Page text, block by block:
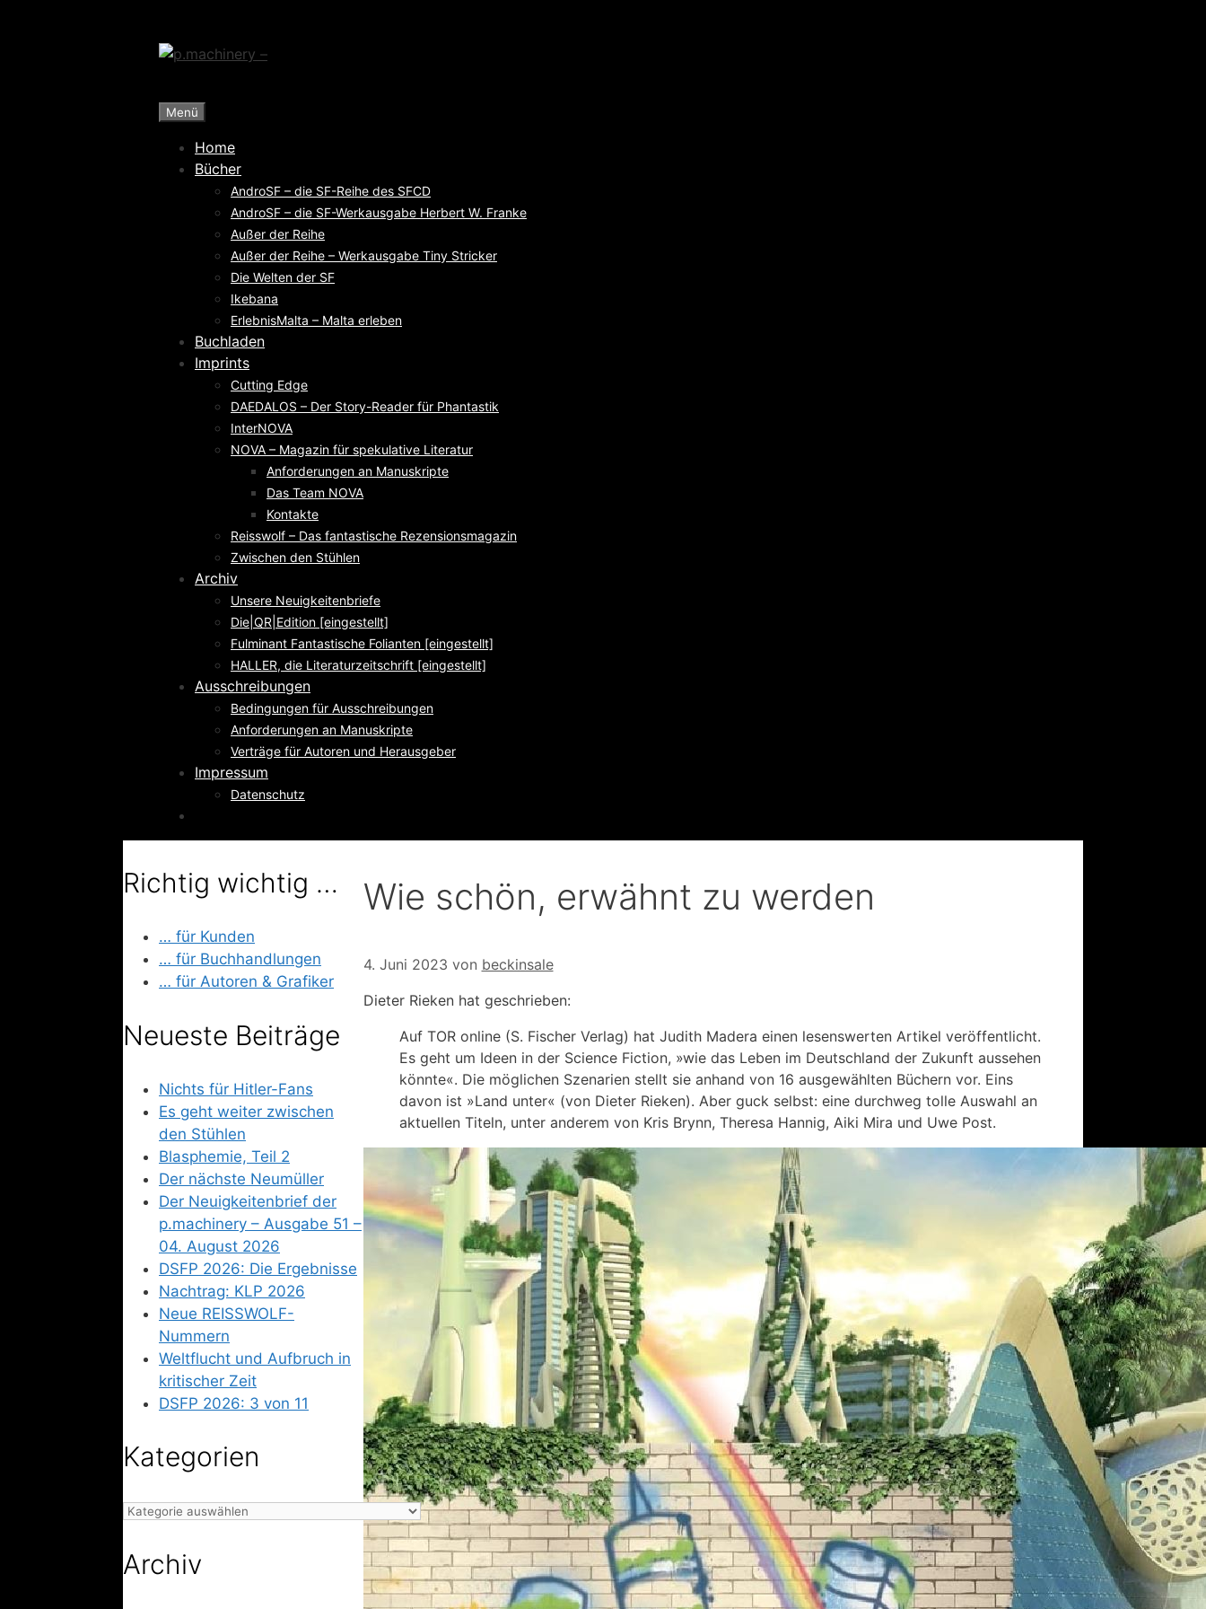
Menü
Home
Bücher
AndroSF – die SF-Reihe des SFCD
AndroSF – die SF-Werkausgabe Herbert W. Franke
Außer der Reihe
Außer der Reihe – Werkausgabe Tiny Stricker
Die Welten der SF
Ikebana
ErlebnisMalta – Malta erleben
Buchladen
Imprints
Cutting Edge
DAEDALOS – Der Story-Reader für Phantastik
InterNOVA
NOVA – Magazin für spekulative Literatur
Anforderungen an Manuskripte
Das Team NOVA
Kontakte
Reisswolf – Das fantastische Rezensionsmagazin
Zwischen den Stühlen
Archiv
Unsere Neuigkeitenbriefe
Die|QR|Edition [eingestellt]
Fulminant Fantastische Folianten [eingestellt]
HALLER, die Literaturzeitschrift [eingestellt]
Ausschreibungen
Bedingungen für Ausschreibungen
Anforderungen an Manuskripte
Verträge für Autoren und Herausgeber
Impressum
Datenschutz
Wie schön, erwähnt zu werden
4. Juni 2023 von beckinsale
Dieter Rieken hat geschrieben:
Auf TOR online (S. Fischer Verlag) hat Judith Madera einen lesenswerten Artikel veröffentlicht.
Es geht um Ideen in der Science Fiction, »wie das Leben im Deutschland der Zukunft aussehen
könnte«. Die möglichen Szenarien stellt sie anhand von 16 ausgewählten Büchern vor. Eins
davon ist »Land unter« (von Dieter Rieken). Aber guck selbst: eine durchweg tolle Auswahl an
aktuellen Titeln, unter anderem von Kris Brynn, Theresa Hannig, Aiki Mira und Uwe Post.
Richtig wichtig …
… für Kunden
… für Buchhandlungen
… für Autoren & Grafiker
Neueste Beiträge
Nichts für Hitler-Fans
Es geht weiter zwischen
den Stühlen
Blasphemie, Teil 2
Der nächste Neumüller
Der Neuigkeitenbrief der
p.machinery – Ausgabe 51 –
04. August 2026
DSFP 2026: Die Ergebnisse
Nachtrag: KLP 2026
Neue REISSWOLF-
Nummern
Weltflucht und Aufbruch in
kritischer Zeit
DSFP 2026: 3 von 11
Kategorien
Kategorien
Archiv